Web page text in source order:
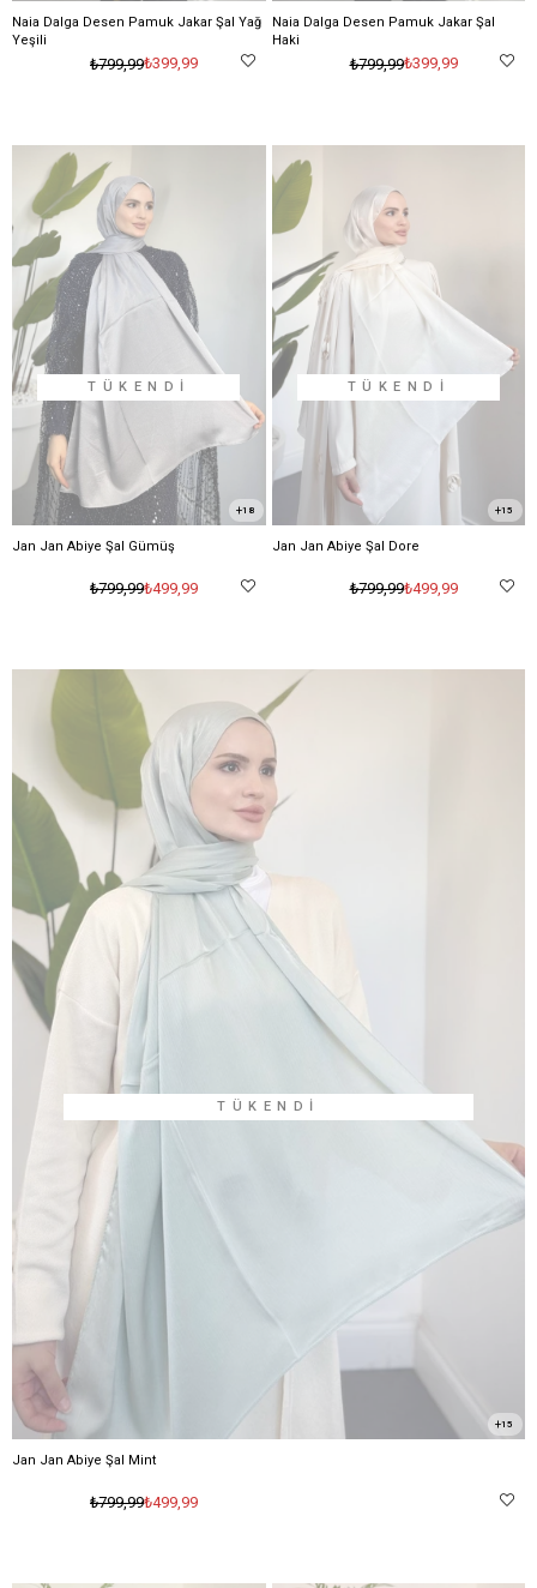
Naia Dalga Desen Pamuk Jakar Şal Yağ
Yeşili
₺399,99
₺799,99
Naia Dalga Desen Pamuk Jakar Şal
Haki
₺399,99
₺799,99
TÜKENDI
Jan Jan Abiye Şal Gümüş
₺499,99
₺799,99
18
TÜKENDI
Jan Jan Abiye Şal Dore
₺499,99
₺799,99
15
TÜKENDI
Jan Jan Abiye Şal Mint
₺499,99
₺799,99
15